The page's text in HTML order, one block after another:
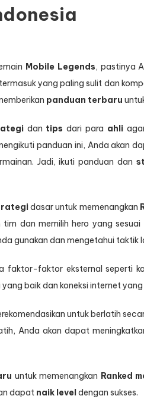
Mobile Legends, pastinya
yang paling sulit dan
panduan terbaru
dan tips dari para ahli
panduan ini, Anda akan
Jadi, ikuti panduan dan
dasar untuk memenangkan
dan memilih hero yang
gunakan dan mengetahui taktik
faktor-faktor eksternal seperti
baik dan koneksi internet
untuk berlatih
Anda akan dapat
untuk memenangkan Ranked
dapat naik leveldengan sukses.